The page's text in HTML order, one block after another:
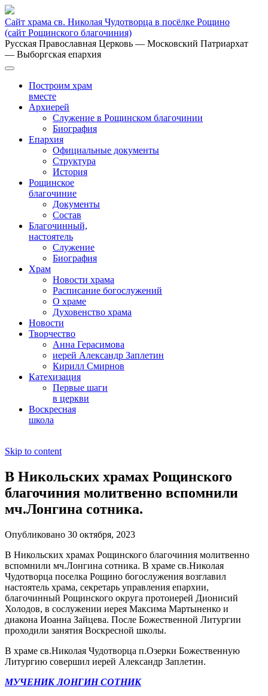
Сайт храма св. Николая Чудотворца в посёлке Рощино
(сайт Рощинского благочиния)
Русская Православная Церковь — Московский Патриархат
— Выборгская епархия
Построим храм
вместе
Архиерей
Служение в Рощинском благочинии
Биография
Епархия
Официальные документы
Структура
История
Рощинское
благочиние
Документы
Состав
Благочинный,
настоятель
Служение
Биография
Храм
Новости храма
Расписание богослужений
О храме
Духовенство храма
Новости
Творчество
Анна Герасимова
иерей Александр Заплетин
Кирилл Смирнов
Катехизация
Первые шаги
в церкви
Воскресная
школа
Skip to content
В Никольских храмах Рощинского
благочиния молитвенно вспомнили
мч.Лонгина сотника.
Опубликовано 30 октября, 2023
В Никольских храмах Рощинского благочиния молитвенно
вспомнили мч.Лонгина сотника. В храме св.Николая
Чудотворца поселка Рощино богослужения возглавил
настоятель храма, секретарь управления епархии,
благочинный Рощинского округа протоиерей Дионисий
Холодов, в сослужении иерея Максима Мартыненко и
диакона Иоанна Зайцева. После Божественной Литургии
проходили занятия Воскресной школы.
В храме св.Николая Чудотворца п.Озерки Божественную
Литургию совершил иерей Александр Заплетин.
МУЧЕНИК ЛОНГИН СОТНИК